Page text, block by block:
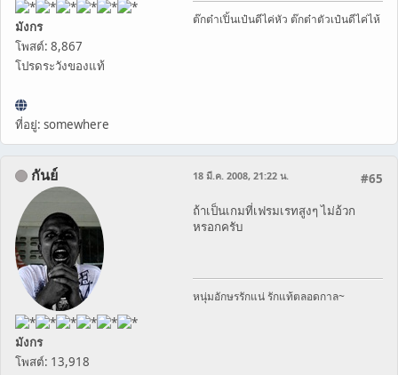
มังกร
โพสต์: 8,867
โปรดระวังของแท้
ที่อยู่: somewhere
ต๊กต๋าเปิ้นเป๋นดีไค่หัว ต๊กต๋าตัวเป๋นดีไค่ไห้
กันย์
มังกร
โพสต์: 13,918
#65
18 มี.ค. 2008, 21:22 น.
ถ้าเป็นเกมที่เฟรมเรทสูงๆ ไม่อ้วก
หรอกครับ
หนุ่มอักษรรักแน่ รักแท้ตลอดกาล~